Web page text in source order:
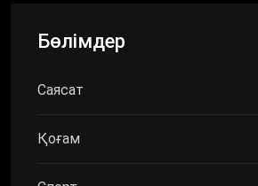
Бөлімдер
Саясат
Қоғам